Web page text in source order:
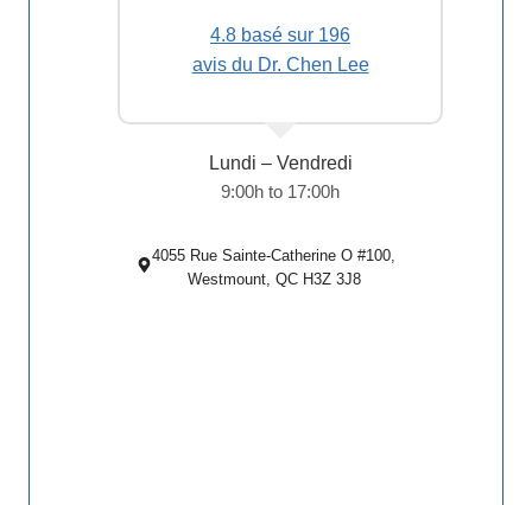
4.8 basé sur 196
avis du Dr. Chen Lee
Lundi – Vendredi
9:00h to 17:00h
4055 Rue Sainte-Catherine O #100,
Westmount, QC H3Z 3J8